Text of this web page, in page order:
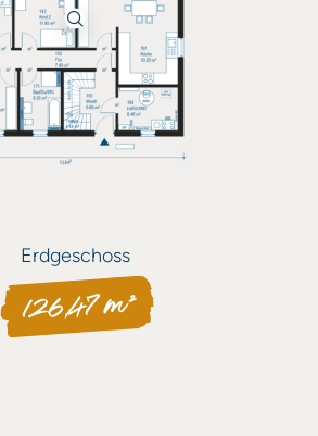
Erdgeschoss
126,47 m²